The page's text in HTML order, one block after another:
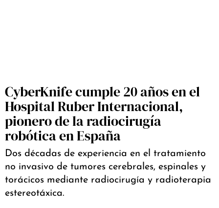
CyberKnife cumple 20 años en el
Hospital Ruber Internacional,
pionero de la radiocirugía
robótica en España
Dos décadas de experiencia en el tratamiento
no invasivo de tumores cerebrales, espinales y
torácicos mediante radiocirugía y radioterapia
estereotáxica.